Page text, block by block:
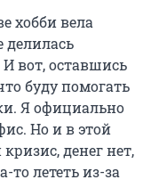
хобби вела
делилась
вот, оставшись
буду помогать
Я официально
Но и в этой
денег нет,
то лететь из-за